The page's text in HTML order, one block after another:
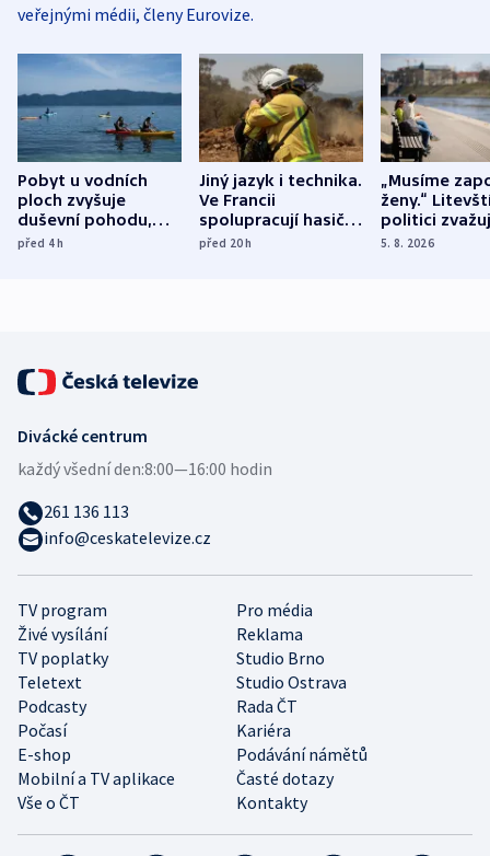
veřejnými médii, členy Eurovize.
Pobyt u vodních
ploch zvyšuje
duševní pohodu,
ukázala
před 4h
Jiný jazyk i technika.
Ve Francii
spolupracují hasiči z
různých zemí
před 20h
„Musíme
ženy.“
politici
dohodu o
5. 8. 2026
TV program
Pro média
Živé vysílání
Reklama
TV poplatky
Studio Brno
Teletext
Studio Ostrava
Podcasty
Rada ČT
Počasí
Kariéra
E-shop
Podávání námětů
Mobilní a TV aplikace
Časté dotazy
Vše o ČT
Kontakty
Divácké centrum
každý všední den:8:00—16:00 hodin
261 136 113
info@ceskatelevize.cz